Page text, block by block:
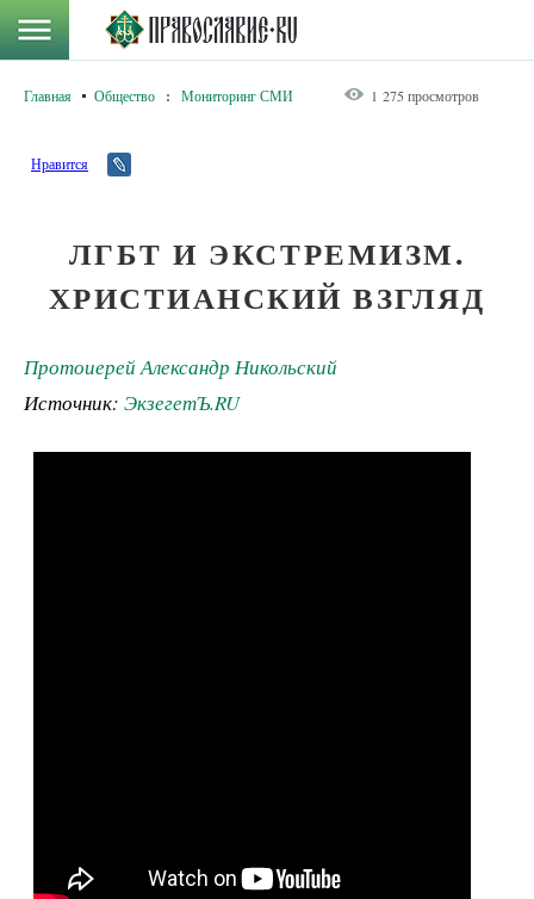
Главная Общество : Мониторинг СМИ 1 275 просмотров
Нравится
ЛГБТ И ЭКСТРЕМИЗМ.
ХРИСТИАНСКИЙ ВЗГЛЯД
Протоиерей Александр Никольский
Источник: ЭкзегетЪ.RU